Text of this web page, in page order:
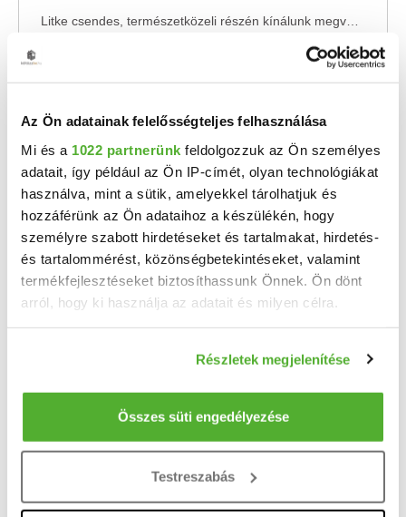
Az Ön adatainak felelősségteljes felhasználása
Mi és a 1022 partnerünk feldolgozzuk az Ön személyes
adatait, így például az Ön IP-címét, olyan technológiákat
használva, mint a sütik, amelyekkel tárolhatjuk és
hozzáférünk az Ön adataihoz a készülékén, hogy
személyre szabott hirdetéseket és tartalmakat, hirdetés-
és tartalommérést, közönségbetekintéseket, valamint
termékfejlesztéseket biztosíthassunk Önnek. Ön dönt
arról, hogy ki használja az adatait és milyen célra.
Információgyűjtés az Ön földrajzi elhelyezkedéséről
pár méteres pontossággal
Az Ön készülékén beazonosítása annak konkrét
módjairól és adja meg preferenciáit a
pontban. Bármikor módosíthatja vagy visszavonhatja a
Részletek megjelenítése
Összes süti engedélyezése
Testreszabás
1090 m² 1965
14 019 Ft/m
5 szoba telekméret: 856 m²
1965